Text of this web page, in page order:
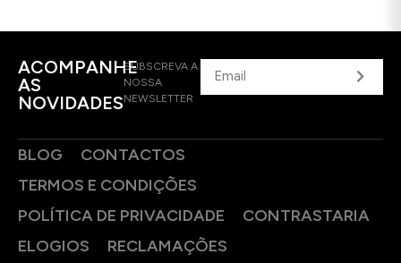
ACOMPANHE
AS
NOVIDADES
SUBSCREVA A
NOSSA
NEWSLETTER
BLOG
CONTACTOS
TERMOS E CONDIÇÕES
POLÍTICA DE PRIVACIDADE
CONTRASTARIA
ELOGIOS
RECLAMAÇÕES